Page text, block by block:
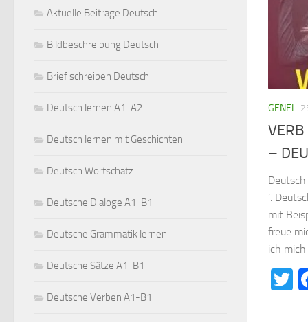
GENEL
VERB
–
’.
mit
freue
ich mich
Aktuelle Beiträge Deutsch
Bildbeschreibung Deutsch
Brief schreiben Deutsch
Deutsch lernen A1-A2
Deutsch lernen mit Geschichten
Deutsch Wortschatz
Deutsche Dialoge A1-B1
Deutsche Grammatik lernen
Deutsche Sätze A1-B1
Deutsche Verben A1-B1